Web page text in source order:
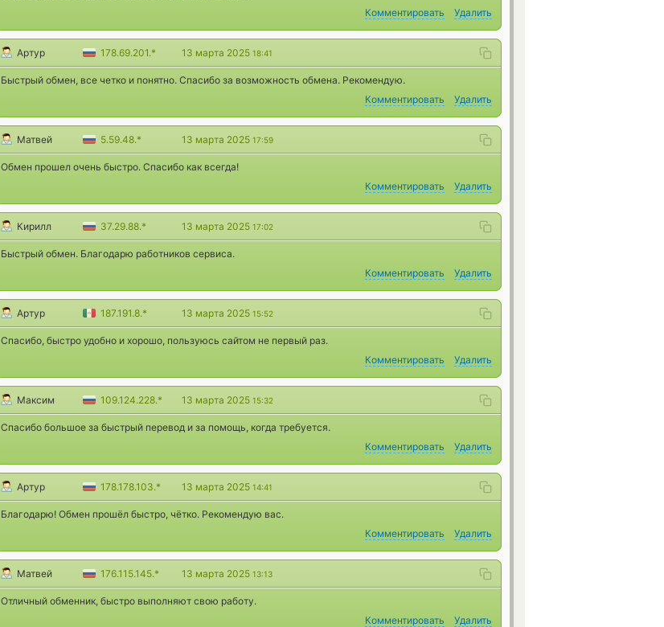
Комментировать
Удалить
Артур 178.69.201.* 13 марта 2025 18:41
Быстрый обмен, все четко и понятно. Спасибо за возможность обмена. Рекомендую.
Комментировать
Удалить
Матвей 5.59.48.* 13 марта 2025 17:59
Обмен прошел очень быстро. Спасибо как всегда!
Комментировать
Удалить
Кирилл 37.29.88.* 13 марта 2025 17:02
Быстрый обмен. Благодарю работников сервиса.
Комментировать
Удалить
Артур 187.191.8.* 13 марта 2025 15:52
Спасибо, быстро удобно и хорошо, пользуюсь сайтом не первый раз.
Комментировать
Удалить
Максим 109.124.228.* 13 марта 2025 15:32
Спасибо большое за быстрый перевод и за помощь, когда требуется.
Комментировать
Удалить
Артур 178.178.103.* 13 марта 2025 14:41
Благодарю! Обмен прошёл быстро, чётко. Рекомендую вас.
Комментировать
Удалить
Матвей 176.115.145.* 13 марта 2025 13:13
Отличный обменник, быстро выполняют свою работу.
Комментировать
Удалить